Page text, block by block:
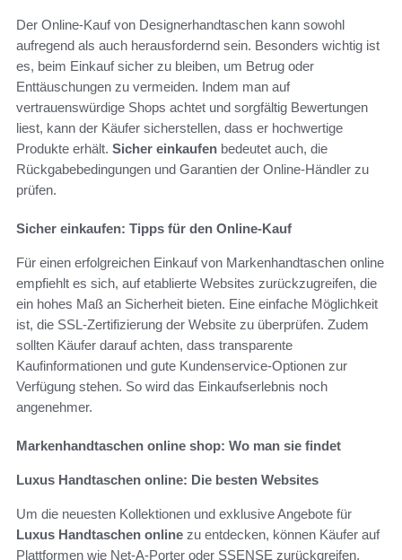
Der Online-Kauf von Designerhandtaschen kann sowohl
aufregend als auch herausfordernd sein. Besonders wichtig ist
es, beim Einkauf sicher zu bleiben, um Betrug oder
Enttäuschungen zu vermeiden. Indem man auf
vertrauenswürdige Shops achtet und sorgfältig Bewertungen
liest, kann der Käufer sicherstellen, dass er hochwertige
Produkte erhält. Sicher einkaufen bedeutet auch, die
Rückgabebedingungen und Garantien der Online-Händler zu
prüfen.
Sicher einkaufen: Tipps für den Online-Kauf
Für einen erfolgreichen Einkauf von Markenhandtaschen online
empfiehlt es sich, auf etablierte Websites zurückzugreifen, die
ein hohes Maß an Sicherheit bieten. Eine einfache Möglichkeit
ist, die SSL-Zertifizierung der Website zu überprüfen. Zudem
sollten Käufer darauf achten, dass transparente
Kaufinformationen und gute Kundenservice-Optionen zur
Verfügung stehen. So wird das Einkaufserlebnis noch
angenehmer.
Markenhandtaschen online shop: Wo man sie findet
Luxus Handtaschen online: Die besten Websites
Um die neuesten Kollektionen und exklusive Angebote für
Luxus Handtaschen online zu entdecken, können Käufer auf
Plattformen wie Net-A-Porter oder SSENSE zurückgreifen.